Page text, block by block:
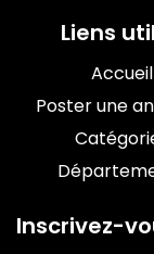
Liens
Accueil
Poster une
Inscrivez-